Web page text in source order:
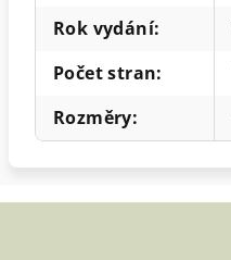
Rok vydání:
Počet stran:
Rozměry: